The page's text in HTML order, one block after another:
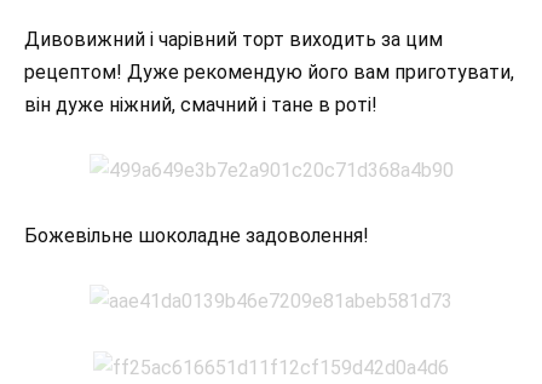
Дивовижний і чарівний торт виходить за цим
рецептом! Дуже рекомендую його вам приготувати,
він дуже ніжний, смачний і тане в роті!
Божевільне шоколадне задоволення!